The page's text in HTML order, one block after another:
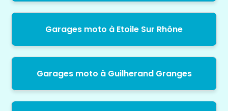
Garages moto à Etoile Sur Rhône
Garages moto à Guilherand Granges